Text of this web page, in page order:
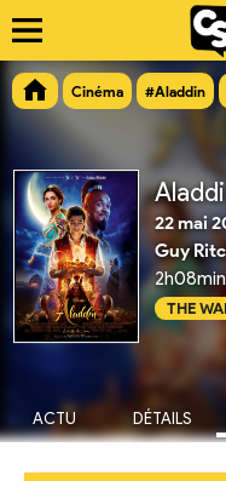
Cinéma #Aladdin
22 mai
Guy
2h08min
THE
ACTU DÉTAILS